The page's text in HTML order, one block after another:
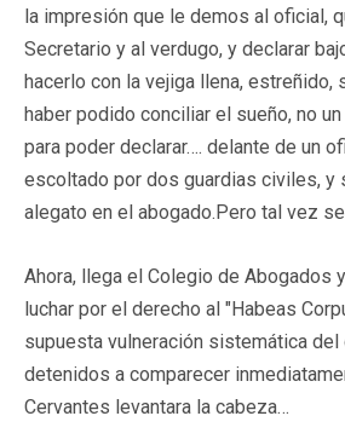
la impresión que le demos al oficial,
Secretario y al verdugo, y declarar
hacerlo con la vejiga llena, estreñido,
haber podido conciliar el sueño, no
para poder declarar…. delante de un
escoltado por dos guardias civiles, y
alegato en el abogado.Pero tal vez
Ahora, llega el Colegio de Abogados
luchar por el derecho al "Habeas
supuesta vulneración sistemática
detenidos a comparecer
Cervantes levantara la cabeza…